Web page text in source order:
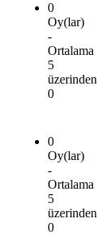
0
Oy(lar)
-
Ortalama
5
üzerinden
0
0
Oy(lar)
-
Ortalama
5
üzerinden
0